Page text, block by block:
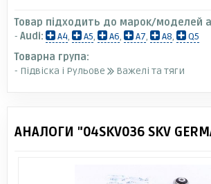
Товар підходить до марок/моделей
- Audi: A4, A5, A6, A7, A8,
Q5
Товарна група:
- Підвіска і Рульове
Важелі та тяги
АНАЛОГИ "04SKV036 SKV